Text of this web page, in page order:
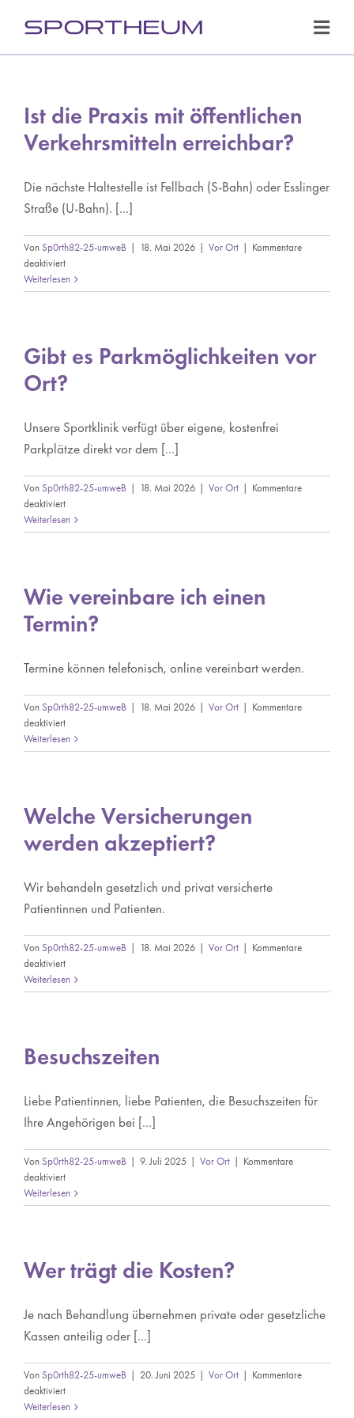
Inhalt
springen
Leistungen
Ärzteteam
Prävention
Patienteninformationen
News
Karriere
Online-Terminanfrage
Kontakt
Ist die Praxis mit öffentlichen
Verkehrsmitteln erreichbar?
Die nächste Haltestelle ist Fellbach (S-Bahn) oder Esslinger
Straße (U-Bahn). [...]
Von Sp0rth82-25-umweB | 18. Mai 2026 | Vor Ort | Kommentare
deaktiviertfür
Ist
die
Verkehrsmitteln
erreichbar?
Weiterlesen
Gibt es Parkmöglichkeiten vor
Ort?
Unsere Sportklinik verfügt über eigene, kostenfrei
Parkplätze direkt vor dem [...]
Von Sp0rth82-25-umweB | 18. Mai 2026 | Vor Ort | Kommentare
deaktiviertfür
Gibt
es
Weiterlesen
Wie vereinbare ich einen
Termin?
Termine können telefonisch, online vereinbart werden.
Von Sp0rth82-25-umweB | 18. Mai 2026 | Vor Ort | Kommentare
deaktiviertfür
Wie
vereinbare
Weiterlesen
Welche Versicherungen
werden akzeptiert?
Wir behandeln gesetzlich und privat versicherte
Patientinnen und Patienten.
Von Sp0rth82-25-umweB | 18. Mai 2026 | Vor Ort | Kommentare
deaktiviertfür
Welche
Versicherungen
Weiterlesen
Besuchszeiten
Liebe Patientinnen, liebe Patienten, die Besuchszeiten für
Ihre Angehörigen bei [...]
Von Sp0rth82-25-umweB | 9. Juli 2025 | Vor Ort | Kommentare
deaktiviertfür
Besuchszeiten
Weiterlesen
Wer trägt die Kosten?
Je nach Behandlung übernehmen private oder gesetzliche
Kassen anteilig oder [...]
Von Sp0rth82-25-umweB | 20. Juni 2025 | Vor Ort | Kommentare
deaktiviertfür
Wer
Weiterlesen